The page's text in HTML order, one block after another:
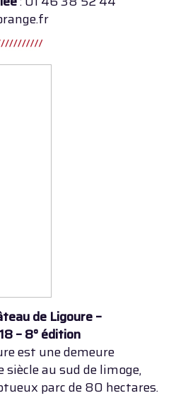
de Ligoure –
– 8° édition
est une demeure
siècle au sud de limoge,
parc de 80 hectares.